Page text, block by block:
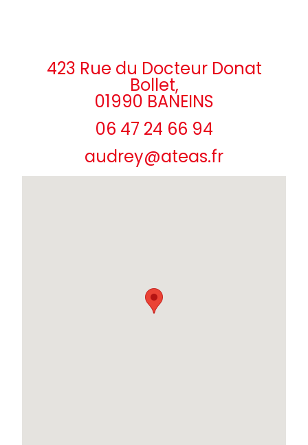
423 Rue du Docteur Donat
Bollet,
01990 BANEINS
06 47 24 66 94
audrey@ateas.fr